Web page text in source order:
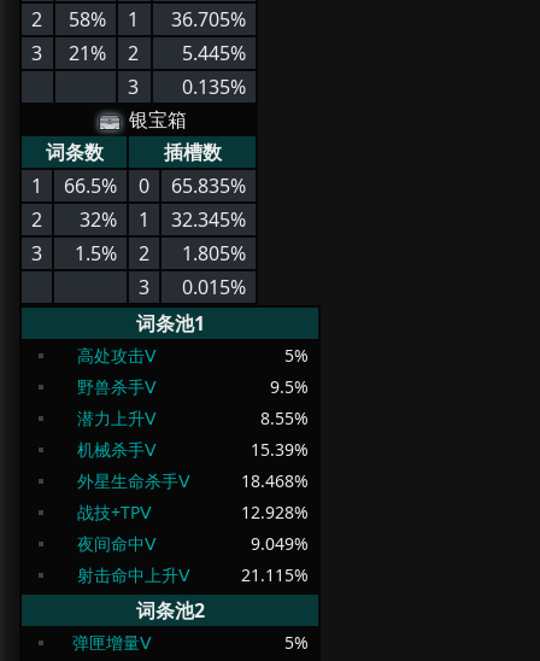
2
58% 1
36.705%
3
21% 2
5.445%
3
0.135%
银宝箱
词条数
插槽数
1
66.5% 0
65.835%
2
32% 1
32.345%
3
1.5% 2
1.805%
3
0.015%
词条池1
高处攻击Ⅴ 5%
野兽杀手Ⅴ
9.5%
潜力上升Ⅴ
8.55%
机械杀手Ⅴ
15.39%
外星生命杀手Ⅴ
18.468%
战技+TPⅤ
12.928%
夜间命中Ⅴ
9.049%
射击命中上升Ⅴ
21.115%
词条池2
弹匣增量Ⅴ 5%